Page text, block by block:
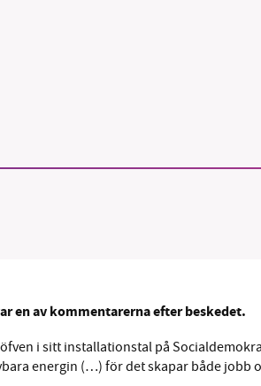
en av kommentarerna efter beskedet.
i sitt installationstal på
energin (…) för det skapar både jobb
ideella redaktion drivit
och granskningar. Nu
och vi hoppas att du vill